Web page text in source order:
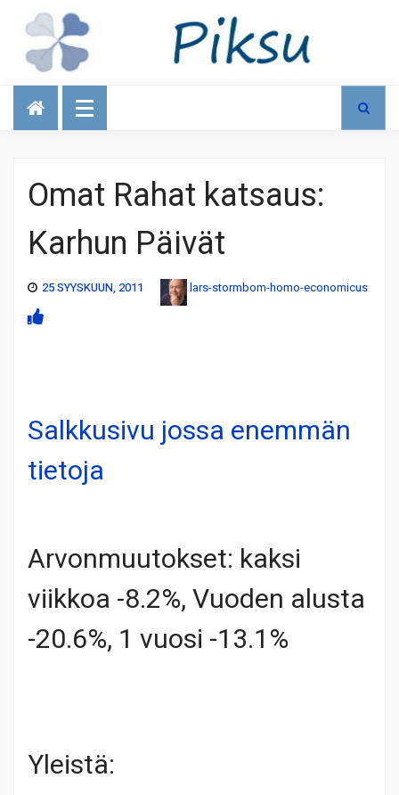
Talous
Omat Rahat katsaus:
Karhun Päivät
25 SYYSKUUN, 2011 lars-stormbom-homo-economicus
Salkkusivu jossa enemmän
tietoja
Arvonmuutokset: kaksi
viikkoa -8.2%, Vuoden alusta
-20.6%, 1 vuosi -13.1%
Yleistä: